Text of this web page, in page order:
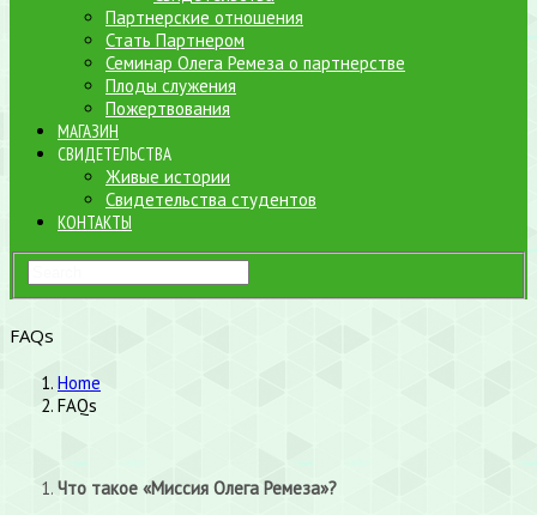
Партнерские отношения
Стать Партнером
Семинар Олега Ремеза о партнерстве
Плоды служения
Пожертвования
МАГАЗИН
СВИДЕТЕЛЬСТВА
Живые истории
Свидетельства студентов
КОНТАКТЫ
FAQs
Home
FAQs
Что такое «Миссия Олега Ремеза»?